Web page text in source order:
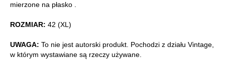
mierzone na płasko .
ROZMIAR: 42 (XL)
UWAGA: To nie jest autorski produkt. Pochodzi z działu Vintage,
w którym wystawiane są rzeczy używane.